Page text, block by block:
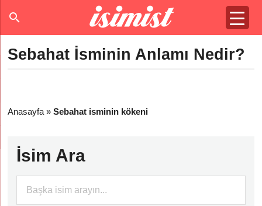
Sebahat İsminin Anlamı Nedir?
Anasayfa »Sebahat isminin kökeni
İsim Ara